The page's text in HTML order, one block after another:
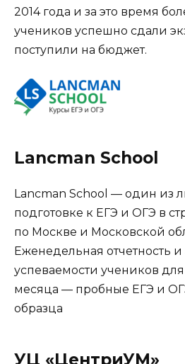
2014 года и за это время
учеников успешно сдали
поступили на бюджет.
Lancman School
Lancman School — один из
подготовке к ЕГЭ и ОГЭ в
по Москве и Московской
Еженедельная отчетность и
успеваемости учеников
месяца — пробные ЕГЭ и
образца
УЦ «ЦентриУМ»